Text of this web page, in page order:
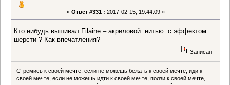
« Ответ #331 : 2017-02-15, 19:44:09 »
Кто нибудь вышивал Filaine – акриловой нитью с эффектом
шерсти ? Как впечатления?
Записан
Стремись к своей мечте, если не можешь бежать к своей мечте, иди к
своей мечте, если не можешь идти к своей мечте, ползи к своей мечте,